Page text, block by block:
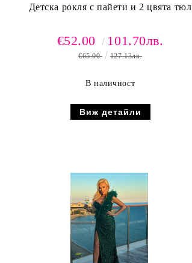
Детска рокля с пайети и 2 цвята тюл
€52.00 101.70лв.
€65.00 127.13лв.
В наличност
Виж детайли